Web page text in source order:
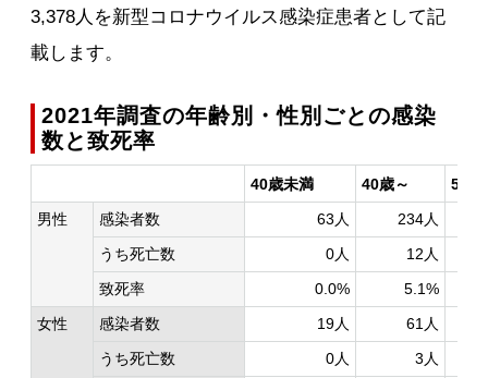
3,378人を新型コロナウイルス感染症患者として記
載します。
2021年調査の年齢別・性別ごとの感染
数と致死率
40歳未満 40歳～
50歳
男性
感染者数 63人 234人
うち死亡数
0人
12人
致死率
0.0%
5.1%
女性
感染者数 19人 61人
うち死亡数
0人
3人